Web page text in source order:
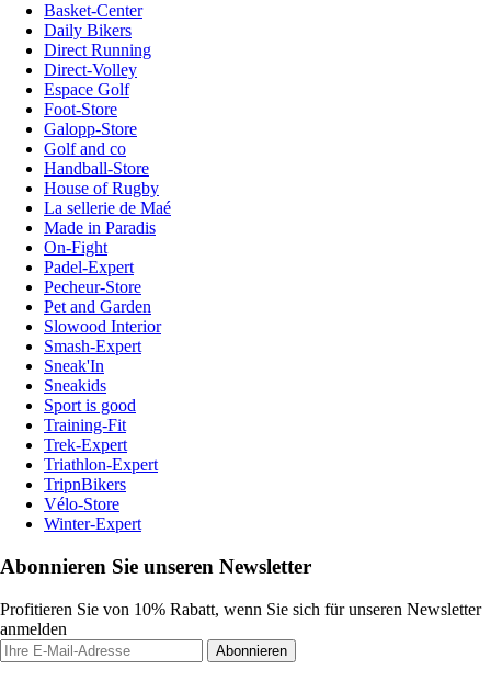
Basket-Center
Daily Bikers
Direct Running
Direct-Volley
Espace Golf
Foot-Store
Galopp-Store
Golf and co
Handball-Store
House of Rugby
La sellerie de Maé
Made in Paradis
On-Fight
Padel-Expert
Pecheur-Store
Pet and Garden
Slowood Interior
Smash-Expert
Sneak'In
Sneakids
Sport is good
Training-Fit
Trek-Expert
Triathlon-Expert
TripnBikers
Vélo-Store
Winter-Expert
Abonnieren Sie unseren Newsletter
Profitieren Sie von 10% Rabatt, wenn Sie sich für unseren Newsletter
anmelden
Abonnieren